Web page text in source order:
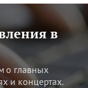
в
о главных
и концертах.